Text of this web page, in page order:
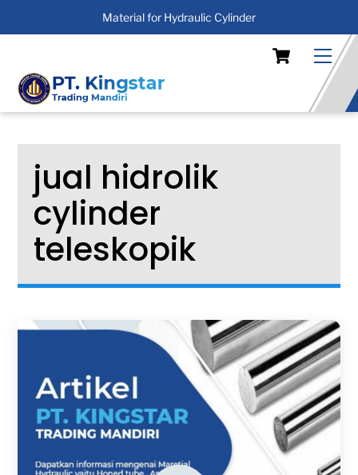
Material for Hydraulic Cylinder
content
Cart
jual hidrolik
cylinder
teleskopik